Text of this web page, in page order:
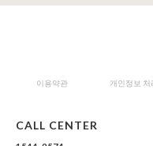
이용약관 개인정보 처
CALL CENTER